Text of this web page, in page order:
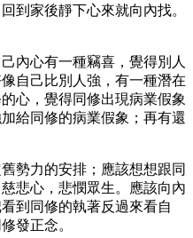
到家後靜下心來就向內找。
內心有一種竊喜，覺得別人
自己比別人強，有一種潛在
心，覺得同修出現病業假象
給同修的病業假象；再有還
勢力的安排；應該想想跟同
悲心，悲憫眾生。應該向內
到同修的執著反過來看自
發正念。